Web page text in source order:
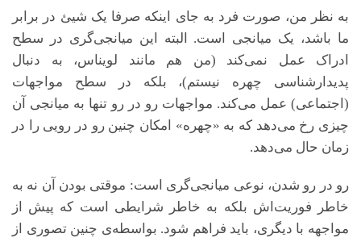
به نظر من، صورت فرد به جای اینکه صرفا یک شیئ در برابر
ما باشد، یک میانجی است. البته این میانجی‌گری در سطح
ادراک عمل نمی‌کند (من هم مانند لویناس، به دنبال
پدیدارشناسی چهره نیستم)، بلکه در سطح مواجهات
(اجتماعی) عمل می‌کند. مواجهات رو در رو تنها به میانجی آن
چیزی رخ می‌دهد که به «چهره» امکان چنین رو در رویی را در
زمان حال می‌دهد.
رو در رو شدن، نوعی میانجی‌گری است: موقتی بودن آن نه به
خاطر فوریت‌اش بلکه به خاطر شرایطی است که پیش از
مواجهه با دیگری، باید فراهم شود. بواسطه‌ی چنین تصوری از